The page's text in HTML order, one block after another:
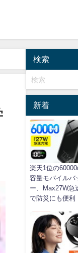
検索
新着
楽天1位の
容量モバイルバ
ー、Max27W急
で防災にも便利